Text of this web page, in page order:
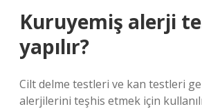
Kuruyemiş alerji
yapılır?
Cilt delme testleri ve kan testleri
alerjilerini teşhis etmek için